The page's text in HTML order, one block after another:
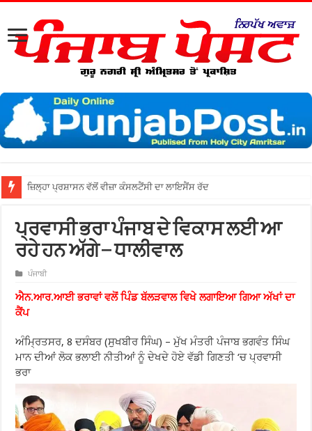
ਜ਼ਿਲ੍ਹਾ ਅ
ਪ੍ਰਵਾਸੀ ਭਰਾ ਪੰਜਾਬ ਦੇ ਵਿਕਾਸ ਲਈ ਆ
ਰਹੇ ਹਨ ਅੱਗੇ – ਧਾਲੀਵਾਲ
ਪੰਜਾਬੀ
ਐਨ.ਆਰ.ਆਈ ਭਰਾਵਾਂ ਵਲੋਂ ਪਿੰਡ ਬੱਲੜਵਾਲ ਵਿਖੇ ਲਗਾਇਆ ਗਿਆ ਅੱਖਾਂ ਦਾ
ਕੈਂਪ
ਅੰਮ੍ਰਿਤਸਰ, 8 ਦਸੰਬਰ (ਸੁਖਬੀਰ ਸਿੰਘ) – ਮੁੱਖ ਮੰਤਰੀ ਪੰਜਾਬ ਭਗਵੰਤ ਸਿੰਘ
ਮਾਨ ਦੀਆਂ ਲੋਕ ਭਲਾਈ ਨੀਤੀਆਂ ਨੂੰ ਦੇਖਦੇ ਹੋਏ ਵੱਡੀ ਗਿਣਤੀ ‘ਚ ਪ੍ਰਵਾਸੀ
ਭਰਾ